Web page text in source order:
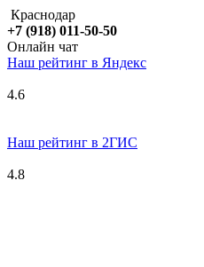
Краснодар
+7 (918) 011-50-50
Онлайн чат
Наш рейтинг в Яндекс
4.6
Наш рейтинг в 2ГИС
4.8